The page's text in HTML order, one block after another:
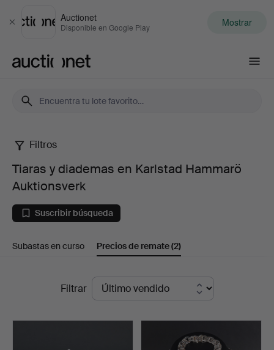
Cerrar
Auctionet
Disponible en Google Play Mostrar
Tiaras
diademas
en
Hammarö
Auktionsverk
Filtros
Tiaras y diademas en Karlstad Hammarö
Auktionsverk
Suscribir búsqueda
Subastas en curso Precios de remate(2)
Filtrar